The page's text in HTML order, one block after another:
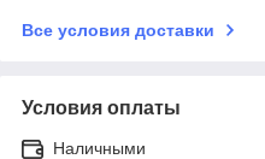
Все условия доставки
Условия оплаты
Наличными